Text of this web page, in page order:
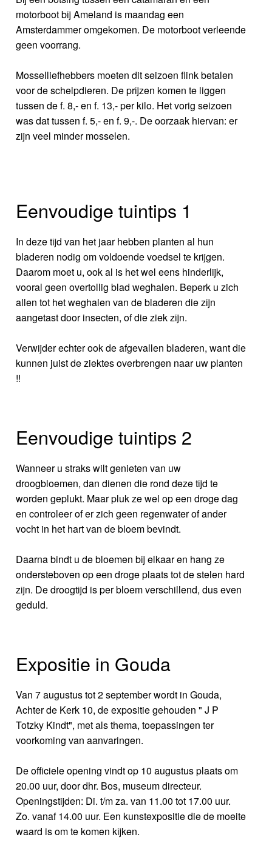
motorboot bij Ameland is maandag een
Amsterdammer omgekomen. De motorboot verleende
geen voorrang.
Mosselliefhebbers moeten dit seizoen flink betalen
voor de schelpdieren. De prijzen komen te liggen
tussen de f. 8,- en f. 13,- per kilo. Het vorig seizoen
was dat tussen f. 5,- en f. 9,-. De oorzaak hiervan: er
zijn veel minder mosselen.
Eenvoudige tuintips 1
In deze tijd van het jaar hebben planten al hun
bladeren nodig om voldoende voedsel te krijgen.
Daarom moet u, ook al is het wel eens hinderlijk,
vooral geen overtollig blad weghalen. Beperk u zich
allen tot het weghalen van de bladeren die zijn
aangetast door insecten, of die ziek zijn.
Verwijder echter ook de afgevallen bladeren, want die
kunnen juist de ziektes overbrengen naar uw planten
!!
Eenvoudige tuintips 2
Wanneer u straks wilt genieten van uw
droogbloemen, dan dienen die rond deze tijd te
worden geplukt. Maar pluk ze wel op een droge dag
en controleer of er zich geen regenwater of ander
vocht in het hart van de bloem bevindt.
Daarna bindt u de bloemen bij elkaar en hang ze
ondersteboven op een droge plaats tot de stelen hard
zijn. De droogtijd is per bloem verschillend, dus even
geduld.
Expositie in Gouda
Van 7 augustus tot 2 september wordt in Gouda,
Achter de Kerk 10, de expositie gehouden " J P
Totzky Kindt", met als thema, toepassingen ter
voorkoming van aanvaringen.
De officiele opening vindt op 10 augustus plaats om
20.00 uur, door dhr. Bos, museum directeur.
Openingstijden: Di. t/m za. van 11.00 tot 17.00 uur.
Zo. vanaf 14.00 uur. Een kunstexpositie die de moeite
waard is om te komen kijken.